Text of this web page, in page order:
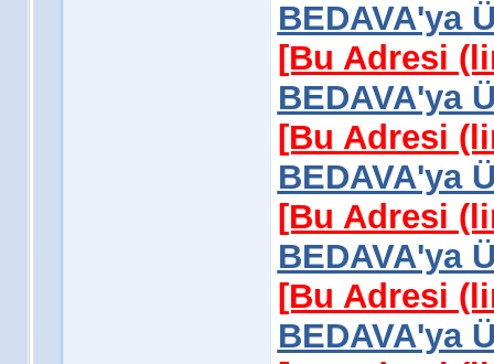
BEDAVA'ya
[Bu Adresi
BEDAVA'ya
[Bu Adresi
BEDAVA'ya
[Bu Adresi
BEDAVA'ya
[Bu Adresi
BEDAVA'ya